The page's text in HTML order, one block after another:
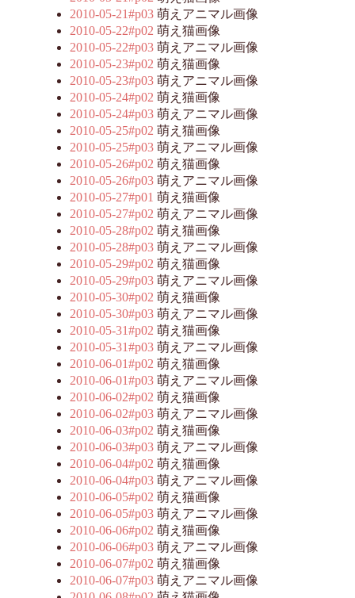
2010-05-21#p03 萌えアニマル画像
2010-05-22#p02 萌え猫画像
2010-05-22#p03 萌えアニマル画像
2010-05-23#p02 萌え猫画像
2010-05-23#p03 萌えアニマル画像
2010-05-24#p02 萌え猫画像
2010-05-24#p03 萌えアニマル画像
2010-05-25#p02 萌え猫画像
2010-05-25#p03 萌えアニマル画像
2010-05-26#p02 萌え猫画像
2010-05-26#p03 萌えアニマル画像
2010-05-27#p01 萌え猫画像
2010-05-27#p02 萌えアニマル画像
2010-05-28#p02 萌え猫画像
2010-05-28#p03 萌えアニマル画像
2010-05-29#p02 萌え猫画像
2010-05-29#p03 萌えアニマル画像
2010-05-30#p02 萌え猫画像
2010-05-30#p03 萌えアニマル画像
2010-05-31#p02 萌え猫画像
2010-05-31#p03 萌えアニマル画像
2010-06-01#p02 萌え猫画像
2010-06-01#p03 萌えアニマル画像
2010-06-02#p02 萌え猫画像
2010-06-02#p03 萌えアニマル画像
2010-06-03#p02 萌え猫画像
2010-06-03#p03 萌えアニマル画像
2010-06-04#p02 萌え猫画像
2010-06-04#p03 萌えアニマル画像
2010-06-05#p02 萌え猫画像
2010-06-05#p03 萌えアニマル画像
2010-06-06#p02 萌え猫画像
2010-06-06#p03 萌えアニマル画像
2010-06-07#p02 萌え猫画像
2010-06-07#p03 萌えアニマル画像